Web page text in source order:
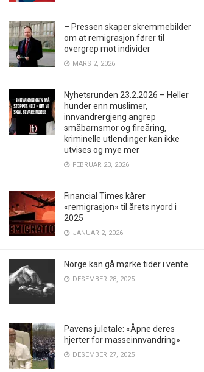
– Pressen skaper skremmebilder
om at remigrasjon fører til
overgrep mot individer
MARS 2, 2026
Nyhetsrunden 23.2.2026 – Heller
hunder enn muslimer,
innvandrergjeng angrep
småbarnsmor og fireåring,
kriminelle utlendinger kan ikke
utvises og mye mer
FEBRUAR 23, 2026
Financial Times kårer
«remigrasjon» til årets nyord i
2025
JANUAR 2, 2026
Norge kan gå mørke tider i vente
DESEMBER 28, 2025
Pavens juletale: «Åpne deres
hjerter for masseinnvandring»
DESEMBER 27, 2025